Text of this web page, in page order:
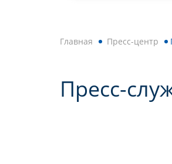
Главная Пресс-центр
Пресс-